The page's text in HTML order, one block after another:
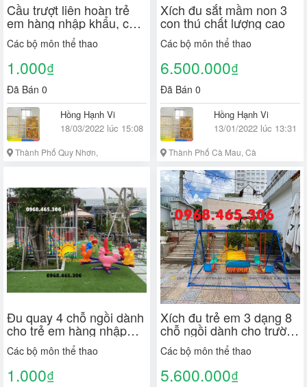
Cầu trượt liên hoàn trẻ
em hàng nhập khẩu, cầu
trượt trẻ em
Các bộ môn thể thao
1.000₫
Đã Bán 0
Hồng Hạnh Vi
18/03/2022 lúc 15:08
Thành Phố Quy Nhơn,
Xích đu sắt mầm non 3
con thú chất lượng cao
Các bộ môn thể thao
6.500.000₫
Đã Bán 0
Hồng Hạnh Vi
13/01/2022 lúc 13:31
Thành Phố Cà Mau, Cà
Đu quay 4 chỗ ngồi dành
cho trẻ em hàng nhập
khẩu
Các bộ môn thể thao
1.000₫
Xích đu trẻ em 3 dạng 8
chỗ ngồi dành cho trường
mầm non, khu vui chơi
Các bộ môn thể thao
5.600.000₫